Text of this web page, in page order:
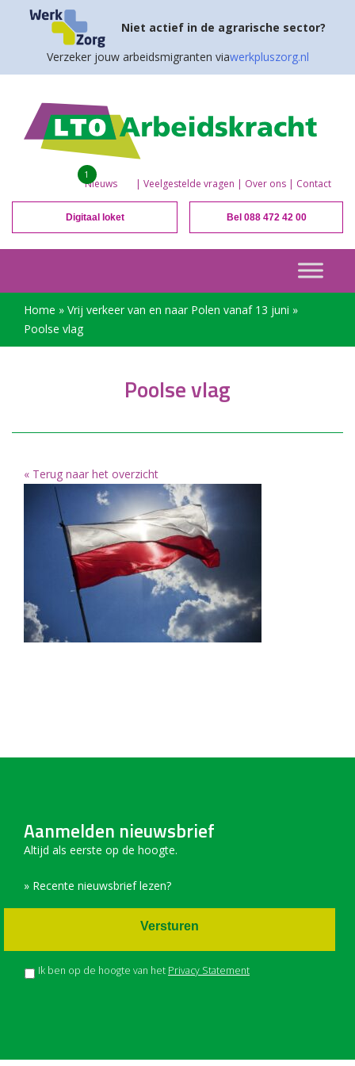
Niet actief in de agrarische sector?
Verzeker jouw arbeidsmigranten viawerkpluszorg.nl
Nieuws
1
| Veelgestelde vragen | Over ons | Contact
Digitaal loket Bel 088 472 42 00
Home » Vrij verkeer van en naar Polen vanaf 13 juni »
Poolse vlag
Poolse vlag
« Terug naar het overzicht
Aanmelden nieuwsbrief
Altijd als eerste op de hoogte.
» Recente nieuwsbrief lezen?
Ik ben op de hoogte van het Privacy Statement
Versturen